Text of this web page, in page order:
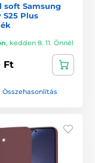
soft Samsung
S25 Plus
, kedden 8. 11. Önnél
Ft
Összehasonlítás